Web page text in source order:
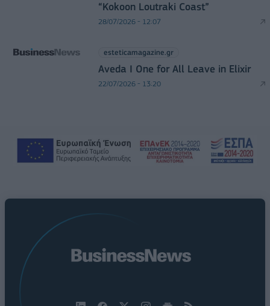
“Kokoon Loutraki Coast”
28/07/2026 - 12:07
esteticamagazine.gr
Aveda I One for All Leave in Elixir
22/07/2026 - 13:20